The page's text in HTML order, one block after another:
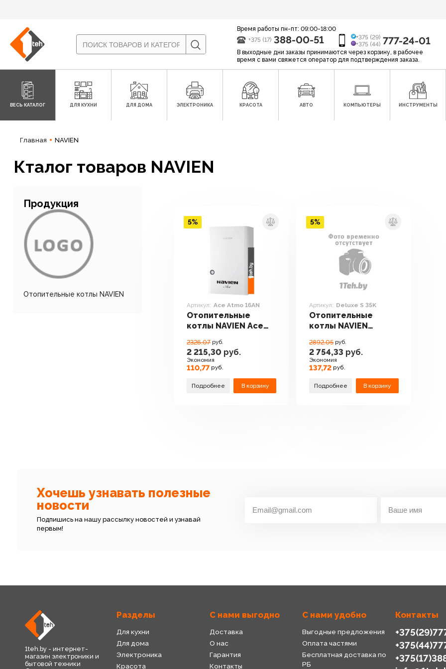
Время работы пн-пт: 09:00-18:00
+375 (17) 388-00-51
+375 (29)
+375 (44) 777-24-01
В выходные дни заказы принимаются через корзину, в рабочее
время с вами свяжется оператор для подтверждения заказа.
ВЕСЬ КАТАЛОГ ДЛЯ КУХНИ ДЛЯ ДОМА ЭЛЕКТРОНИКА КРАСОТА АВТО КОМПЬЮТЕРЫ ИНСТРУМЕНТЫ
Главная NAVIEN
Кталог товаров NAVIEN
Продукция
Отопительные котлы NAVIEN
Артикул: Ace Atmo 16AN
Отопительные
котлы NAVIEN Ace
2326.07 руб.
2 215,30 руб.
Экономия
110,77 руб.
Подробнее В корзину
5%
Артикул: Deluxe S 35K
Отопительные
котлы NAVIEN
2892.05 руб.
2 754,33 руб.
Экономия
137,72 руб.
Подробнее В корзину
5%
Хочешь узнавать полезные
новости
Подпишись на нашу рассылку новостей и узнавай
первым!
1teh.by - интернет-
магазин электроники и
бытовой техники
Разделы
Для кухни
Для дома
Электроника
Красота
С нами выгодно
Доставка
О нас
Гарантия
Контакты
С нами удобно
Выгодные предложения
Оплата частями
Бесплатная доставка по
РБ
Контакты